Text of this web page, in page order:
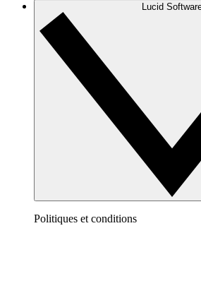
Lucid
Politiques et conditions